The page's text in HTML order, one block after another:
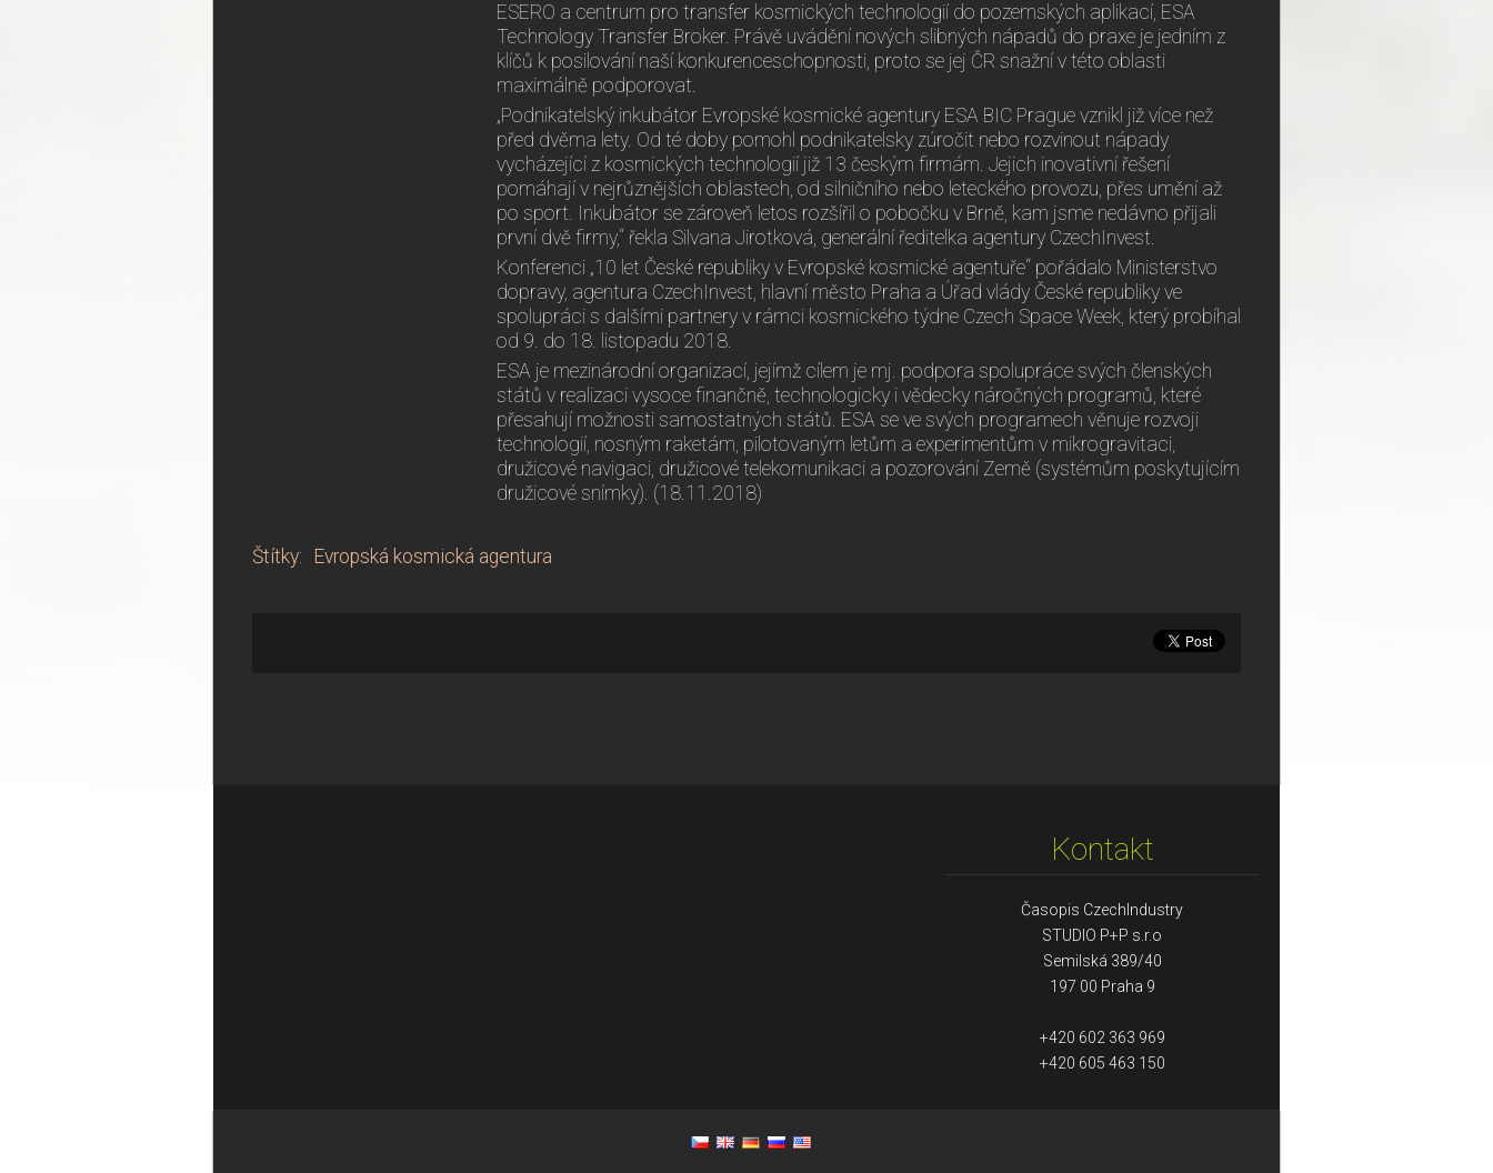
ESERO a centrum pro transfer kosmických technologií do pozemských aplikací, ESA
Technology Transfer Broker. Právě uvádění nových slibných nápadů do praxe je jedním z
klíčů k posilování naší konkurenceschopnosti, proto se jej ČR snažní v této oblasti
maximálně podporovat.
„Podnikatelský inkubátor Evropské kosmické agentury ESA BIC Prague vznikl již více než
před dvěma lety. Od té doby pomohl podnikatelsky zúročit nebo rozvinout nápady
vycházející z kosmických technologií již 13 českým firmám. Jejich inovativní řešení
pomáhají v nejrůznějších oblastech, od silničního nebo leteckého provozu, přes umění až
po sport. Inkubátor se zároveň letos rozšířil o pobočku v Brně, kam jsme nedávno přijali
první dvě firmy,“ řekla Silvana Jirotková, generální ředitelka agentury CzechInvest.
Konferenci „10 let České republiky v Evropské kosmické agentuře“ pořádalo Ministerstvo
dopravy, agentura CzechInvest, hlavní město Praha a Úřad vlády České republiky ve
spolupráci s dalšími partnery v rámci kosmického týdne Czech Space Week, který probíhal
od 9. do 18. listopadu 2018.
ESA je mezinárodní organizací, jejímž cílem je mj. podpora spolupráce svých členských
států v realizaci vysoce finančně, technologicky i vědecky náročných programů, které
přesahují možnosti samostatných států. ESA se ve svých programech věnuje rozvoji
technologií, nosným raketám, pilotovaným letům a experimentům v mikrogravitaci,
družicové navigaci, družicové telekomunikaci a pozorování Země (systémům poskytujícím
družicové snímky). (18.11.2018)
Štítky: Evropská kosmická agentura
Kontakt
Časopis CzechIndustry
STUDIO P+P s.r.o
Semilská 389/40
197 00 Praha 9
+420 602 363 969
+420 605 463 150